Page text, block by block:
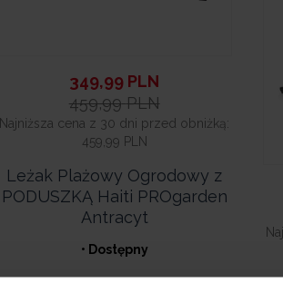
349,99 PLN
459,99 PLN
Najniższa cena z 30 dni przed obniżką:
459,99 PLN
Leżak Plażowy Ogrodowy z
PODUSZKĄ Haiti PROgarden
Antracyt
• Dostępny